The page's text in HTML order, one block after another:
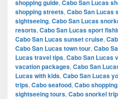
shopping guide, Cabo San Lucas
shopping streets, Cabo San Lucas
sightseeing, Cabo San Lucas
resorts, Cabo San Lucas sport
Cabo San Lucas sunset cruise,
Cabo San Lucas town tour, Cabo
Lucas travel tips, Cabo San Lucas
vacation packages, Cabo San
Lucas with kids, Cabo San Lucas
trips, Cabo seafood, Cabo shopping
sightseeing tours, Cabo snorkel